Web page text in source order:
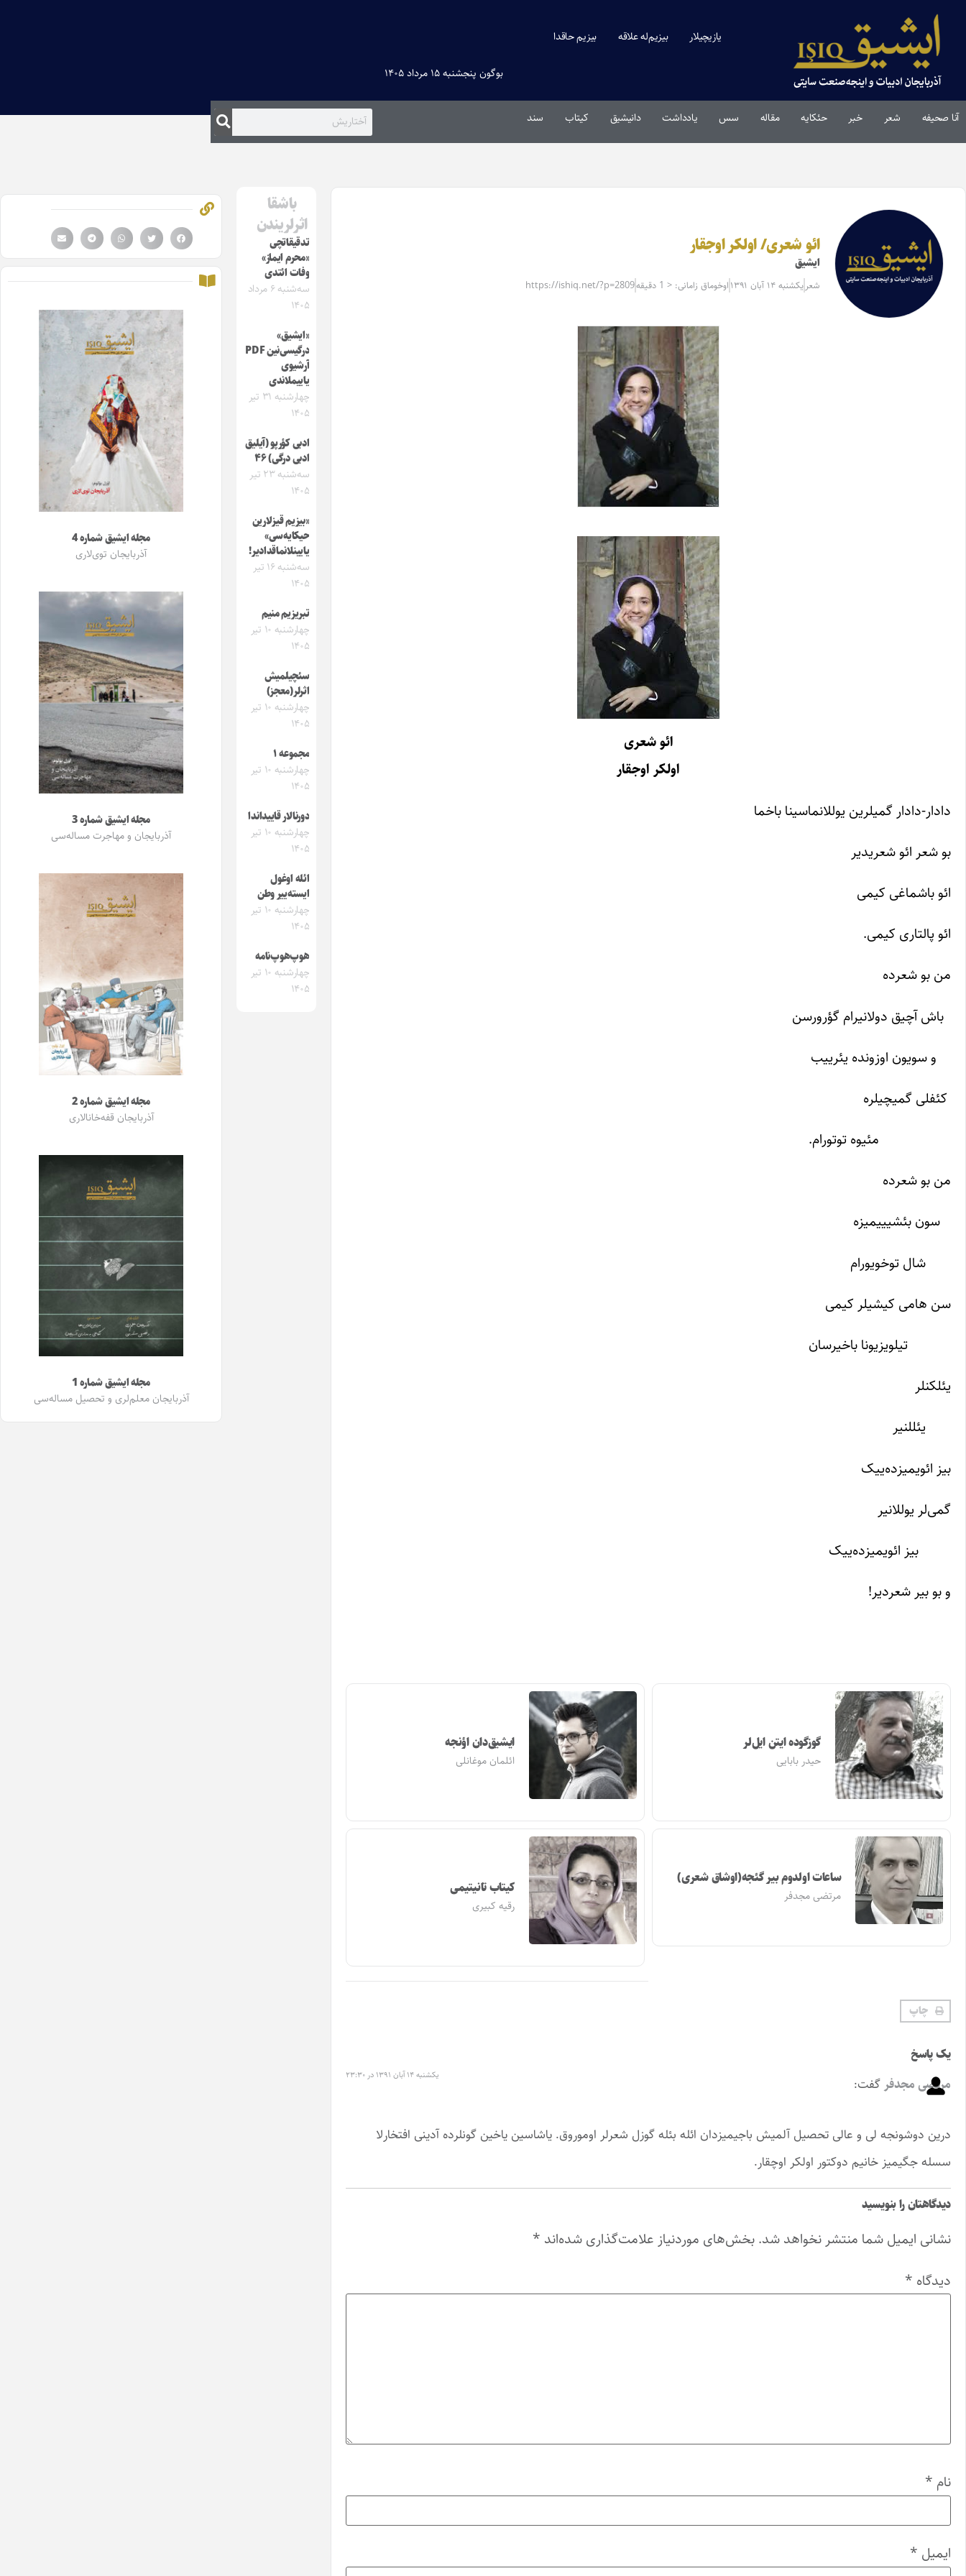
یازیچیلار بیزیم‌له علاقه بیزیم حاقدا
بوگون پنجشنبه ۱۵ مرداد ۱۴۰۵
آنا صحیفه شعر خبر حئکایه مقاله‌ سس یادداشت دانیشیق کیتاب سند
ائو شعری/ اولکر اوجقار
ایشیق
شعر یکشنبه ۱۴ آبان ۱۳۹۱ اوخوماق زامانی: < 1 دقیقه https://ishiq.net/?p=2809
ائو شعری
اولکر اوجقار
دادار-دادار گمیلرین یوللانماسینا باخما
بو شعر ائو شعریدیر
ائو باشماغی کیمی
ائو پالتاری کیمی.
من بو شعرده
باش آچیق دولانیرام گؤرورسن
و سویون اوزونده یئرییب
کئفلی گمیچیلره
مئیوه توتورام.
من بو شعرده
سون بئشیییمیزه
شال توخویورام
سن هامی کیشیلر کیمی
تیلویزیونا باخیرسان
یئلکنلر
یئللنیر
بیز ائویمیزده‌ییک
گمی‌لر یوللانیر
بیز ائویمیزده‌ییک
و بو بیر شعردیر!
گوزگوده ایتن ایل‌لر
حیدر بابایی
ایشیق‌دان اؤنجه
ائلمان موغانلی
ساعات اولدوم بیر گئجه(اوشاق شعری)
مرتضی مجدفر کیتاب تانیتیمی
رقیه کبیری
چاپ
یک پاسخ
مرتضی مجدفر گفت: یکشنبه ۱۴ آبان ۱۳۹۱ در ۲۳:۳۰
درین دوشونجه لی و عالی تحصیل آلمیش باجیمیزدان ائله بئله گوزل شعرلر اوموروق. یاشاسین یاخین گونلرده آدینی افتخارلا
سسله جگیمیز خانیم دوکتور اولکر اوچقار.
دیدگاهتان را بنویسید
نشانی ایمیل شما منتشر نخواهد شد. بخش‌های موردنیاز علامت‌گذاری شده‌اند *
دیدگاه *
نام *
ایمیل *
باشقا
اثرلریندن
تدقیقاتچی
«محرم ایماز»
وفات ائتدی
سه‌شنبه ۶ مرداد
۱۴۰۵
«ایشیق»
درگیسی‌نین PDF
آرشیوی
یاییملاندی
چهارشنبه ۳۱ تیر
۱۴۰۵
ادبی کؤرپو (آیلیق
ادبی درگی) ۴۶
سه‌شنبه ۲۳ تیر
۱۴۰۵
«بیزیم قیزلارین
حیکایه‌سی»
یایینلانماقدادیر!
سه‌شنبه ۱۶ تیر
۱۴۰۵
تبریزیم منیم
چهارشنبه ۱۰ تیر
۱۴۰۵
سئچیلمیش
اثرلر(معجز)
چهارشنبه ۱۰ تیر
۱۴۰۵
مجموعه ۱
چهارشنبه ۱۰ تیر
۱۴۰۵
دورنالار قاییداندا
چهارشنبه ۱۰ تیر
۱۴۰۵
ائله اوغول
ایسته‌ییر وطن
چهارشنبه ۱۰ تیر
۱۴۰۵
هوپ‌هوپ‌نامه
چهارشنبه ۱۰ تیر
۱۴۰۵
مجله ایشیق شماره 4
آذربایجان توی‌لاری
مجله ایشیق شماره 3
آذربایجان و مهاجرت مساله‌سی
مجله ایشیق شماره 2
آذربایجان قفه‌خانالاری
مجله ایشیق شماره 1
آذربایجان معلم‌لری و تحصیل مساله‌سی